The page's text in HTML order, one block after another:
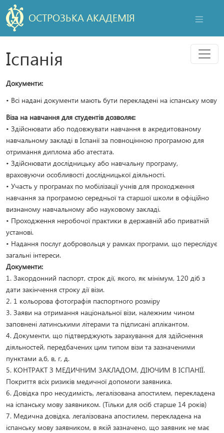
ОСТРОЗЬКА АКАДЕМІЯ
Іспанія Меню
Документи:
• Всі надані документи мають бути перекладені на іспанську мову
Віза на навчання для студентів дозволяє:
• Здійснювати або подовжувати навчання в акредитованому
навчальному закладі в Іспанії за повноцінною програмою для
отримання диплома або атестата.
• Здійснювати дослідницьку або навчальну програму,
враховуючи особливості дослідницької діяльності.
• Участь у програмах по мобілізації учнів для проходження
навчання за програмою середньої та старшої школи в офіційно
визнаному навчальному або науковому закладі.
• Проходження неробочої практики в державній або приватній
установі.
• Надання послуг добровольця у рамках програми, що переслідує
загальні інтереси.
Документи:
1. Закордонний паспорт, строк дії, якого, як мінімум, 120 діб з
дати закінчення строку дії візи.
2. 1 кольорова фотографія паспортного розміру
3. Заяви на отримання національної візи, належним чином
заповнені латинськими літерами та підписані аплікантом.
4. Документи, що підтверджують зарахування для здійснення
діяльностей, передбачених цим типом візи та зазначеними
пунктами а,б, в, г, д.
5. КОНТРАКТ З МЕДИЧНИМ ЗАКЛАДОМ, ДІЮЧИМ В ІСПАНІЇ.
Покриття всіх ризиків медичної допомоги заявника.
6. Довідка про несудимість, легалізована апостилем, перекладена
на іспанську мову заявником. (Тільки для осіб старше 14 років)
7. Медична довідка, легалізована апостилем, перекладена на
іспанську мову заявником, в якій зазначено, що заявник не має